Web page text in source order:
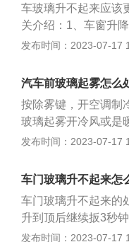
车玻璃升不起来应该
关介绍：1、车窗升
焦味道或是门板内有
电路，一般车窗升降
热，电机就会进入
大：在使用过程中，
致玻璃上升费劲。
发布时间：2023-07-17
汽车前玻璃起雾怎么
按除雾键，开空调制
玻璃起雾开冷风或是
冷风，可以把干燥的
除雾，刚开始会加重
因：车内外有一定
饱和蒸汽压低于周围
式渗析出来形成雾气
发布时间：2023-07-17
车门玻璃升不起来怎
车门玻璃升不起来的
升到顶后继续扳3秒
钟以上，再次重复上
发布时间：2023-07-17